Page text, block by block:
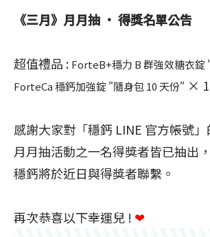
《三月》月月抽 • 得獎名單公告
超值禮品 : ForteB+穩力 B 群強效糖衣錠
ForteCa 穩鈣加強錠 "隨身包 10 天份" ×
感謝大家對「穩鈣 LINE 官方帳號」
月月抽活動之一名得獎者皆已抽出
穩鈣將於近日與得獎者聯繫。
再次恭喜以下幸運兒 ! ❤